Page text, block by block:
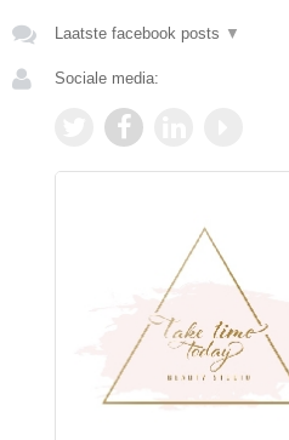
Laatste facebook posts ▼
Sociale media: